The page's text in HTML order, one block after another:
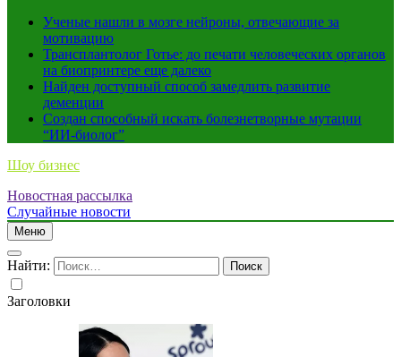
Ученые нашли в мозге нейроны, отвечающие за
мотивацию
Трансплантолог Готье: до печати человеческих органов
на биопринтере еще далеко
Найден доступный способ замедлить развитие
деменции
Создан способный искать болезнетворные мутации
“ИИ-биолог”
Шоу бизнес
Новостная рассылка
Случайные новости
Меню
Найти:
Заголовки